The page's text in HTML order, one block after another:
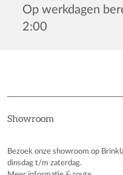
Op werkdagen
2:00
Showroom
Bezoek onze showroom op
dinsdag t/m zaterdag.